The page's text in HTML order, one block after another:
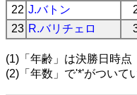
22 J.バトン
23 R.バリチェロ
(1)「年齢」は決勝日時点
(2)「年数」で'*'がついて